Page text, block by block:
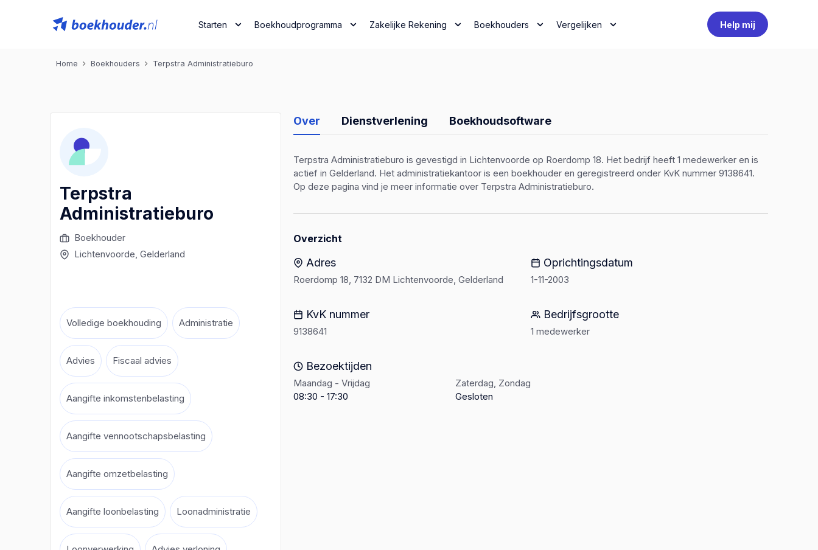
Starten Boekhoudprogramma Zakelijke Rekening Boekhouders Vergelijken Help mij
Home Boekhouders Terpstra Administratieburo
Terpstra
Administratieburo
Boekhouder
Lichtenvoorde, Gelderland
Volledige boekhouding Administratie
Advies Fiscaal advies
Aangifte inkomstenbelasting
Aangifte vennootschapsbelasting
Aangifte omzetbelasting
Aangifte loonbelasting Loonadministratie
Over Dienstverlening Boekhoudsoftware
Terpstra Administratieburo is gevestigd in Lichtenvoorde op Roerdomp 18. Het bedrijf heeft 1 medewerker en is
actief in Gelderland. Het administratiekantoor is een boekhouder en geregistreerd onder KvK nummer 9138641.
Op deze pagina vind je meer informatie over Terpstra Administratieburo.
Overzicht
Adres
Roerdomp 18, 7132 DM Lichtenvoorde, Gelderland
Oprichtingsdatum
1-11-2003
KvK nummer
9138641
Bedrijfsgrootte
1 medewerker
Bezoektijden
Maandag - Vrijdag
08:30 - 17:30
Zaterdag, Zondag
Gesloten